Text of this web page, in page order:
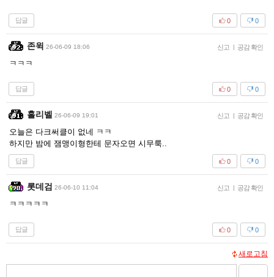
답글 0
0
존윅 26-06-09 18:06 신고 | 공감 확인
ㅋㅋㅋ
답글 0
0
홀리벨 26-06-09 19:01 신고 | 공감 확인
오늘은 다크써클이 없네 ㅋㅋ
하지만 밤에 잼맹이형한테 문자오면 시무룩..
답글 0
0
롯데검 26-06-10 11:04 신고 | 공감 확인
ㅋㅋㅋㅋㅋ
답글 0
0
새로고침